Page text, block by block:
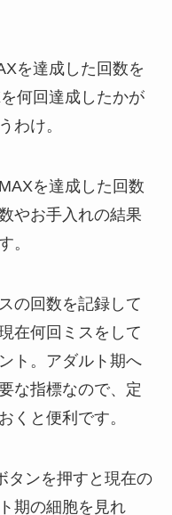
を達成した回数を
何回達成したかが
わけ。
を達成した回数
やお手入れの結果
。
の回数を記録して
在何回ミスをして
ト。アダルト期へ
な指標なので、定
くと便利です。
タンを押すと現在の
期の細胞を見れ